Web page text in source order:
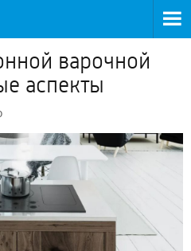
варочной
аспекты